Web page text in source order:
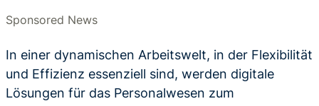
Sponsored News
In einer dynamischen Arbeitswelt, in der Flexibilität
und Effizienz essenziell sind, werden digitale
Lösungen für das Personalwesen zum